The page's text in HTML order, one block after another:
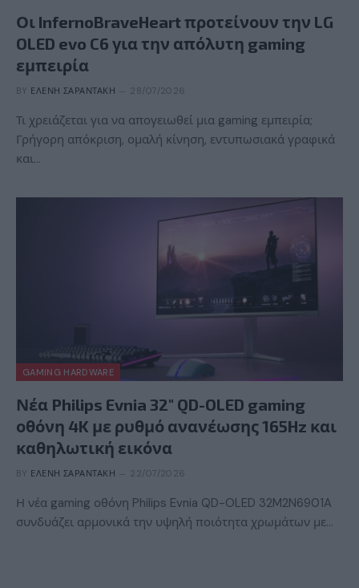
Οι InfernoBraveHeart προτείνουν την LG
OLED evo C6 για την απόλυτη gaming
εμπειρία
BY ΕΛΈΝΗ ΣΑΡΑΝΤΆΚΗ 28/07/2026
Τι χρειάζεται για να απογειωθεί μια gaming εμπειρία;
Γρήγορη απόκριση, ομαλή κίνηση, εντυπωσιακά γραφικά
και…
GAMING HARDWARE
Νέα Philips Evnia 32″ QD-OLED gaming
οθόνη 4K με ρυθμό ανανέωσης 165Hz και
καθηλωτική εικόνα
BY ΕΛΈΝΗ ΣΑΡΑΝΤΆΚΗ 22/07/2026
Η νέα gaming οθόνη Philips Evnia QD-OLED 32M2N6901A
συνδυάζει αρμονικά την υψηλή ποιότητα χρωμάτων με…